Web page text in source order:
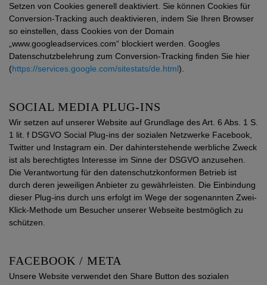
Setzen von Cookies generell deaktiviert. Sie können Cookies für
Conversion-Tracking auch deaktivieren, indem Sie Ihren Browser
so einstellen, dass Cookies von der Domain
„www.googleadservices.com“ blockiert werden. Googles
Datenschutzbelehrung zum Conversion-Tracking finden Sie hier
(https://services.google.com/sitestats/de.html).
SOCIAL MEDIA PLUG-INS
Wir setzen auf unserer Website auf Grundlage des Art. 6 Abs. 1 S.
1 lit. f DSGVO Social Plug-ins der sozialen Netzwerke Facebook,
Twitter und Instagram ein. Der dahinterstehende werbliche Zweck
ist als berechtigtes Interesse im Sinne der DSGVO anzusehen.
Die Verantwortung für den datenschutzkonformen Betrieb ist
durch deren jeweiligen Anbieter zu gewährleisten. Die Einbindung
dieser Plug-ins durch uns erfolgt im Wege der sogenannten Zwei-
Klick-Methode um Besucher unserer Webseite bestmöglich zu
schützen.
FACEBOOK / META
Unsere Website verwendet den Share Button des sozialen